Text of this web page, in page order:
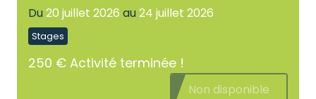
Du 20 juillet 2026 au 24 juillet 2026
Stages
250 € Activité terminée !
Non disponible